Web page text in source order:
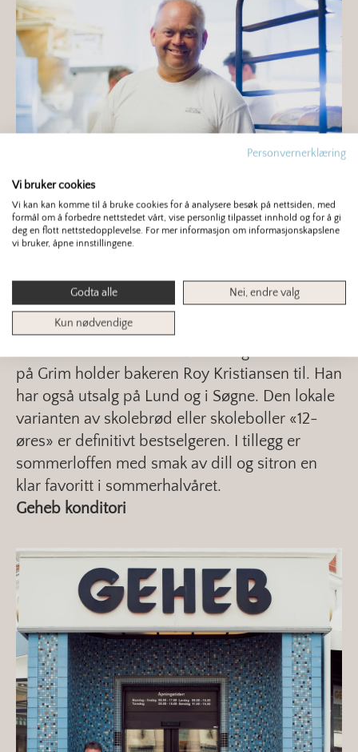
på Grim holder bakeren Roy Kristiansen til. Han
har også utsalg på Lund og i Søgne. Den lokale
varianten av skolebrød eller skoleboller «12-
øres» er definitivt bestselgeren. I tillegg er
sommerloffen med smak av dill og sitron en
klar favoritt i sommerhalvåret.
Geheb konditori
Personvernerklæring
Vi bruker cookies
Vi kan kan komme til å bruke cookies for å analysere besøk på nettsiden, med
formål om å forbedre nettstedet vårt, vise personlig tilpasset innhold og for å gi
deg en flott nettstedopplevelse. For mer informasjon om informasjonskapslene
vi bruker, åpne innstillingene.
Godta alle Nei, endre valg
Kun nødvendige